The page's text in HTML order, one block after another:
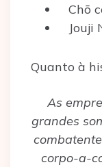
Chō
Jouji
Quanto à
As
grandes
corpo-a-